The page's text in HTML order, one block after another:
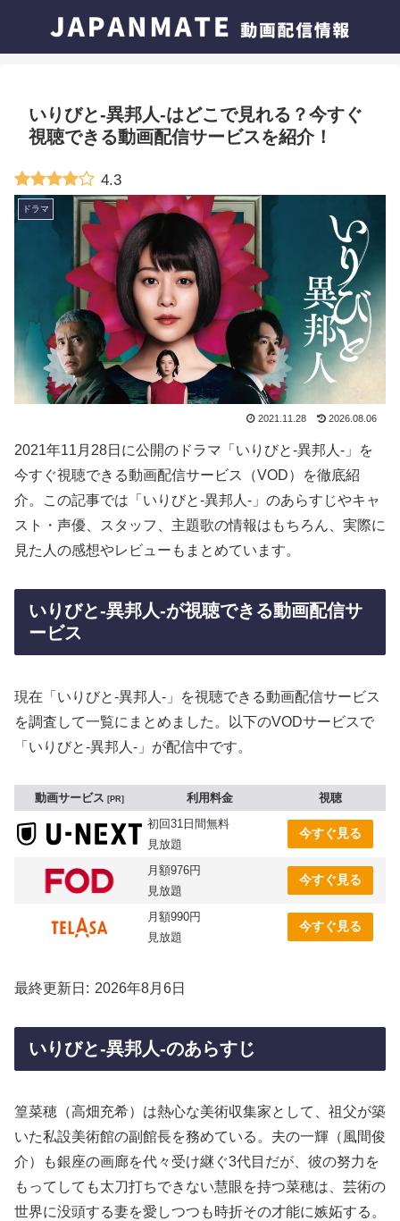
いりびと-異邦人-はどこで見れる？今すぐ
視聴できる動画配信サービスを紹介！
4.3
ドラマ
2021.11.28 2026.08.06
2021年11月28日に公開のドラマ「いりびと-異邦人-」を
今すぐ視聴できる動画配信サービス（VOD）を徹底紹
介。この記事では「いりびと-異邦人-」のあらすじやキャ
スト・声優、スタッフ、主題歌の情報はもちろん、実際に
見た人の感想やレビューもまとめています。
いりびと-異邦人-が視聴できる動画配信サ
ービス
現在「いりびと-異邦人-」を視聴できる動画配信サービス
を調査して一覧にまとめました。以下のVODサービスで
「いりびと-異邦人-」が配信中です。
動画サービス PR 利用料金
視聴
初回31日間無料
見放題
今すぐ見る
月額976円
見放題
今すぐ見る
月額990円
見放題
今すぐ見る
最終更新日 2026年8月6日
いりびと-異邦人-のあらすじ
篁菜穂（高畑充希）は熱心な美術収集家として、祖父が築
いた私設美術館の副館長を務めている。夫の一輝（風間俊
介）も銀座の画廊を代々受け継ぐ3代目だが、彼の努力を
もってしても太刀打ちできない慧眼を持つ菜穂は、芸術の
世界に没頭する妻を愛しつつも時折その才能に嫉妬する。